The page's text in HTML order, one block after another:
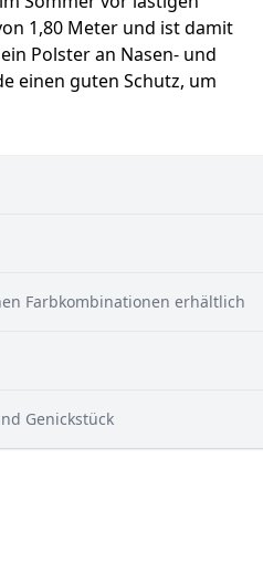
1,80 Meter und ist damit
Polster an Nasen- und
einen guten Schutz, um
Farbkombinationen erhältlich
Genickstück